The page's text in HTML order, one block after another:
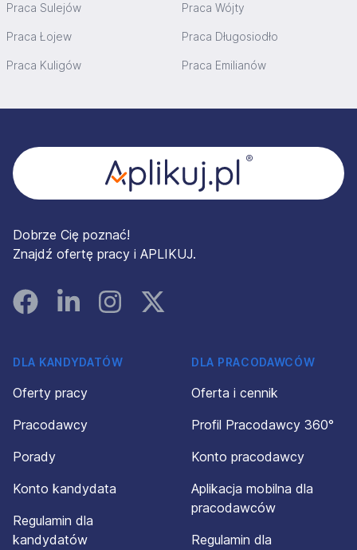
Praca Sulejów Praca Wójty
Praca Łojew Praca Długosiodło
Praca Kuligów Praca Emilianów
Dobrze Cię poznać!
Znajdź ofertę pracy i APLIKUJ.
FacebookLinked InInstagramInstagram
DLA KANDYDATÓW
Oferty pracy
Pracodawcy
Porady
Konto kandydata
Regulamin dla
kandydatów
DLA PRACODAWCÓW
Oferta i cennik
Profil Pracodawcy 360°
Konto pracodawcy
Aplikacja mobilna dla
pracodawców
Regulamin dla